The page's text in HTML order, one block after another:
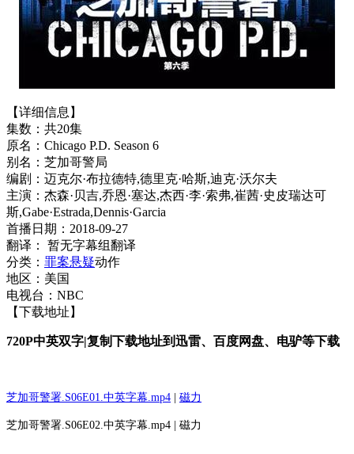
【详细信息】
集数：共20集
原名：Chicago P.D. Season 6
别名：芝加哥警局
编剧：迈克尔·布拉德特,德里克·哈斯,迪克·沃尔夫
主演：杰森·贝吉,乔恩·塞达,杰西·李·索弗,崔茜·史皮瑞达可
斯,Gabe·Estrada,Dennis·Garcia
首播日期：2018-09-27
翻译： 暂无字幕组翻译
分类： 罪案悬疑动作
地区：美国
电视台：NBC
【下载地址】
720P中英双字|复制下载地址到迅雷、百度网盘、电驴等下载
芝加哥警署.S06E01.中英字幕.mp4 磁力
芝加哥警署.S06E02.中英字幕.mp4 | 磁力